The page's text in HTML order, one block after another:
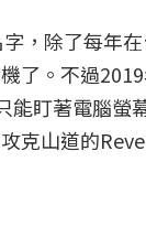
，除了每年
了。不過
盯著電腦螢
克山道的